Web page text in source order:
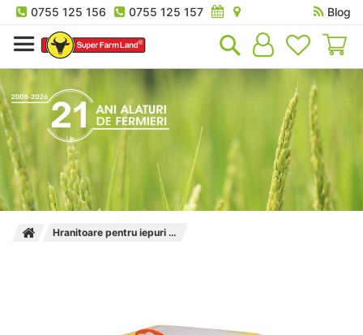
0755 125 156 0755 125 157
Blog
Hranitoare pentru iepuri Kerbl